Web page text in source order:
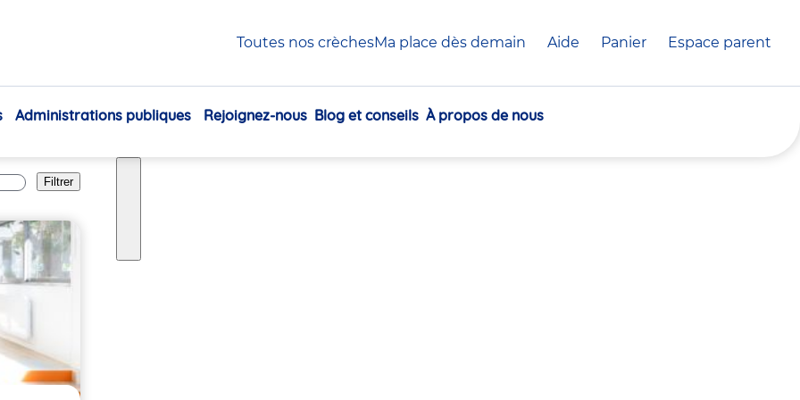
Toutes nos crèchesMa place dès demain Aide Panier crèche(s)
Espace parent
Navigation
Administrations publiques Rejoignez-nous Blog et conseils À propos de nous
Filtrer
30
30